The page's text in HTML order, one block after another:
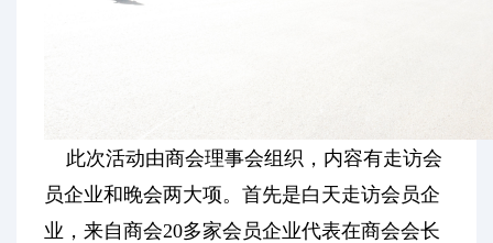
此次活动由商会理事会组织，内容有走访会
员企业和晚会两大项。首先是白天走访会员企
业，来自商会20多家会员企业代表在商会会长